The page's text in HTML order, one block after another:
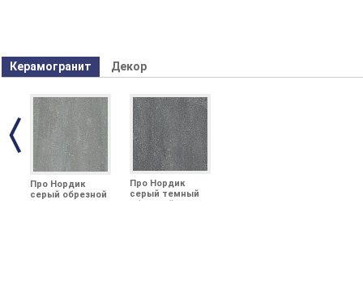
Керамогранит Декор
Про Нордик
серый обрезной
Про Нордик
серый темный
обрезной